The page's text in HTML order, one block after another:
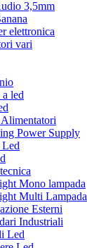
3,5mm
elettronica
vari
led
Power Supply
Mono lampada
Multi Lampada
Esterni
Industriali
Led